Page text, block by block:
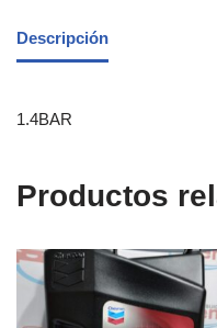
Descripción
1.4BAR
Productos